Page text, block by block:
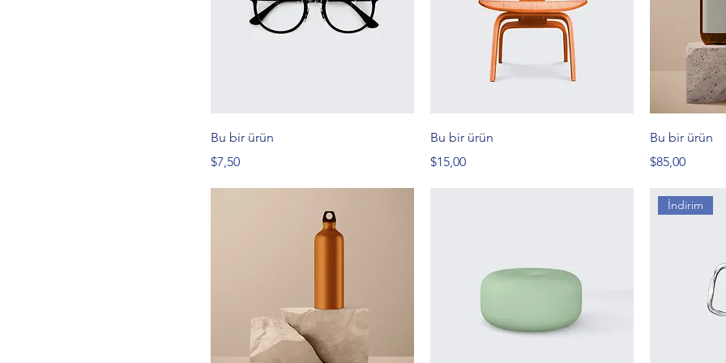
Bu bir ürün
Fiyat
$7,50
Bu bir ürün
Fiyat
$15,00
Bu bir ürün
Fiyat
$85,00
İndirim